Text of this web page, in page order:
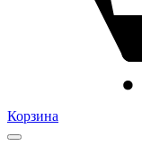
Корзина